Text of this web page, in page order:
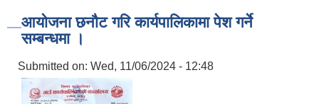
आयोजना छनौट गरि कार्यपालिकामा पेश गर्ने
सम्बन्धमा ।
Submitted on: Wed, 11/06/2024 - 12:48